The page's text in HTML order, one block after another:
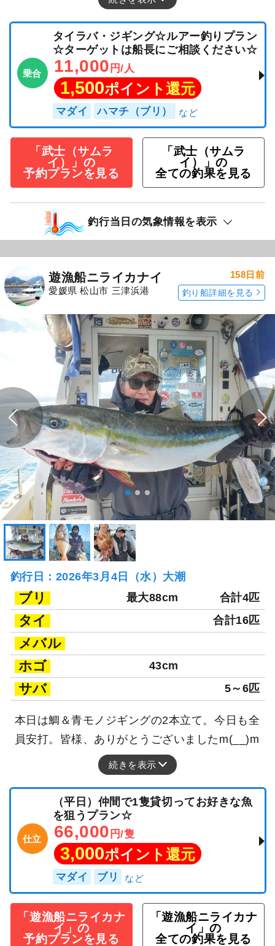
乗合
タイラバ・ジギング☆ルアー釣りプラン
☆ターゲットは船長にご相談ください☆
11,000 円/人
1,500ポイント還元
マダイ ハマチ（ブリ）
「武士（サムラ
イ）」の
予約プランを見る
「武士（サムラ
イ）」の
全ての釣果を見る
釣行当日の気象情報を表示
遊漁船ニライカナイ
愛媛県 松山市 三津浜港
158日前
釣り船詳細を見る
釣行日：2026年3月4日（水）大潮
ブリ 最大88cm 合計4匹
タイ 合計16匹
メバル
ホゴ
43cm
サバ 5～6匹
本日は鯛＆青モノジギングの2本立て。今日も全
員安打。皆様、ありがとうございましたm(__)m
続きを表示
仕立
（平日）仲間で1隻貸切ってお好きな魚
を狙うプラン☆
66,000 円/隻
3,000ポイント還元
マダイ ブリ
「遊漁船ニライカナ
イ」の
予約プランを見る
「遊漁船ニライカナ
イ」の
全ての釣果を見る